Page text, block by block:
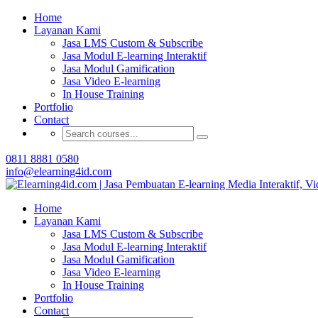
Home
Layanan Kami
Jasa LMS Custom & Subscribe
Jasa Modul E-learning Interaktif
Jasa Modul Gamification
Jasa Video E-learning
In House Training
Portfolio
Contact
0811 8881 0580
info@elearning4id.com
Home
Layanan Kami
Jasa LMS Custom & Subscribe
Jasa Modul E-learning Interaktif
Jasa Modul Gamification
Jasa Video E-learning
In House Training
Portfolio
Contact